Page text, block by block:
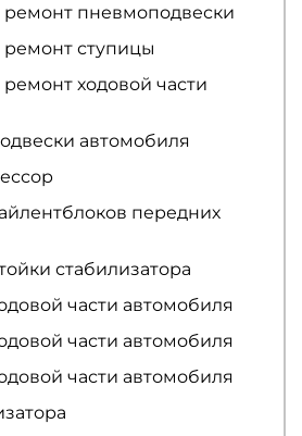
ремонт пневмоподвески
ремонт ступицы
ходовой части
автомобиля
передних
стабилизатора
части автомобиля
части автомобиля
части автомобиля